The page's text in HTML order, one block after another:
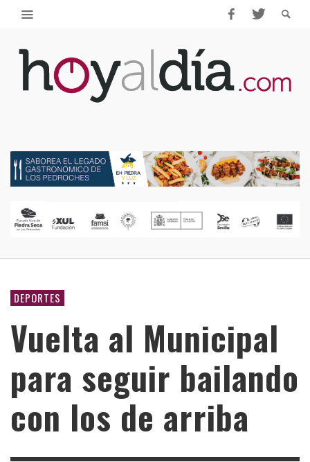
DEPORTES
Vuelta al Municipal
para seguir bailando
con los de arriba